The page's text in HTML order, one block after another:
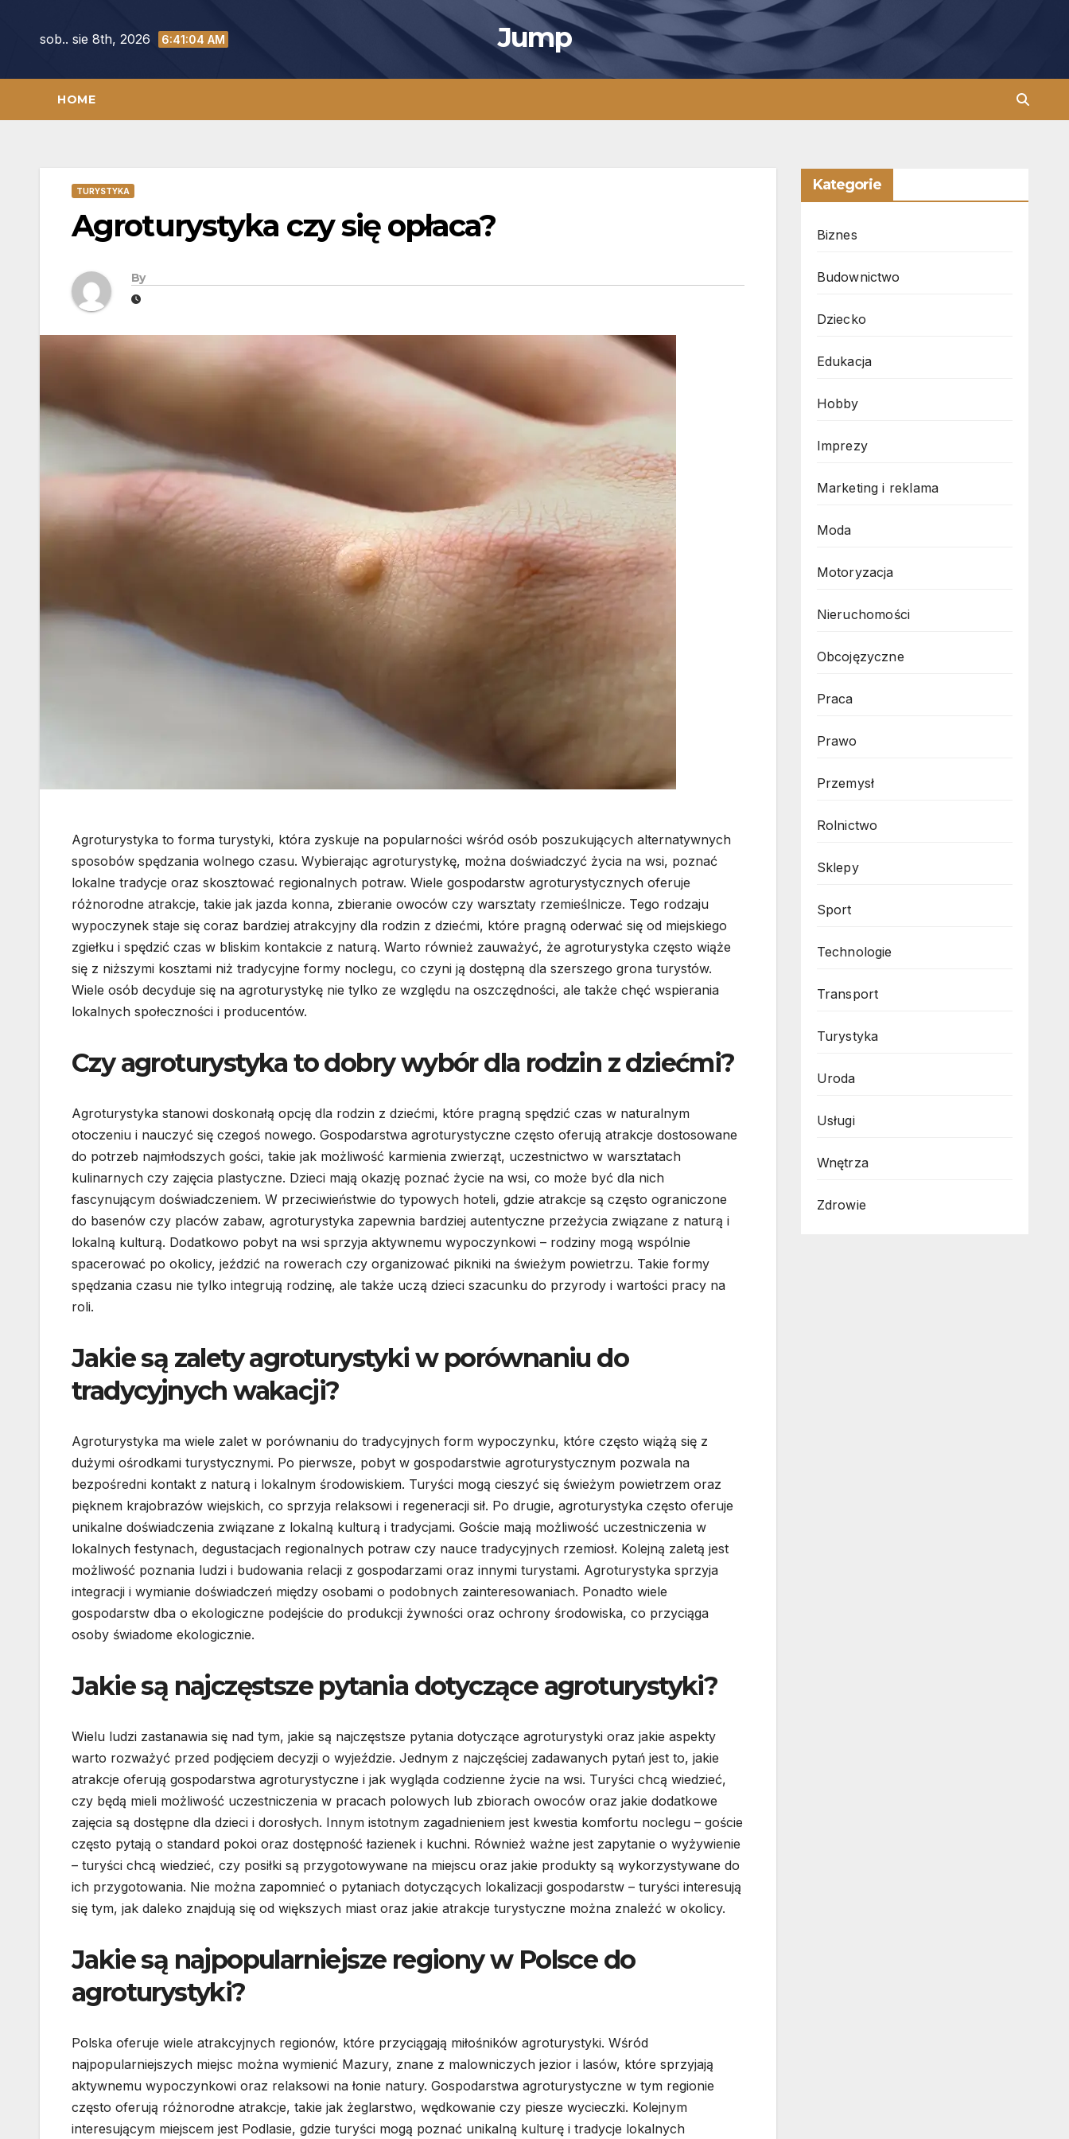
sob.. sie 8th, 2026 6:41:05 AM Jump
HOME
TURYSTYKA
Agroturystyka czy się opłaca?
By
Agroturystyka to forma turystyki, która zyskuje na popularności wśród osób poszukujących alternatywnych
sposobów spędzania wolnego czasu. Wybierając agroturystykę, można doświadczyć życia na wsi, poznać
lokalne tradycje oraz skosztować regionalnych potraw. Wiele gospodarstw agroturystycznych oferuje
różnorodne atrakcje, takie jak jazda konna, zbieranie owoców czy warsztaty rzemieślnicze. Tego rodzaju
wypoczynek staje się coraz bardziej atrakcyjny dla rodzin z dziećmi, które pragną oderwać się od miejskiego
zgiełku i spędzić czas w bliskim kontakcie z naturą. Warto również zauważyć, że agroturystyka często wiąże
się z niższymi kosztami niż tradycyjne formy noclegu, co czyni ją dostępną dla szerszego grona turystów.
Wiele osób decyduje się na agroturystykę nie tylko ze względu na oszczędności, ale także chęć wspierania
lokalnych społeczności i producentów.
Czy agroturystyka to dobry wybór dla rodzin z dziećmi?
Agroturystyka stanowi doskonałą opcję dla rodzin z dziećmi, które pragną spędzić czas w naturalnym
otoczeniu i nauczyć się czegoś nowego. Gospodarstwa agroturystyczne często oferują atrakcje dostosowane
do potrzeb najmłodszych gości, takie jak możliwość karmienia zwierząt, uczestnictwo w warsztatach
kulinarnych czy zajęcia plastyczne. Dzieci mają okazję poznać życie na wsi, co może być dla nich
fascynującym doświadczeniem. W przeciwieństwie do typowych hoteli, gdzie atrakcje są często ograniczone
do basenów czy placów zabaw, agroturystyka zapewnia bardziej autentyczne przeżycia związane z naturą i
lokalną kulturą. Dodatkowo pobyt na wsi sprzyja aktywnemu wypoczynkowi – rodziny mogą wspólnie
spacerować po okolicy, jeździć na rowerach czy organizować pikniki na świeżym powietrzu. Takie formy
spędzania czasu nie tylko integrują rodzinę, ale także uczą dzieci szacunku do przyrody i wartości pracy na
roli.
Jakie są zalety agroturystyki w porównaniu do
tradycyjnych wakacji?
Agroturystyka ma wiele zalet w porównaniu do tradycyjnych form wypoczynku, które często wiążą się z
dużymi ośrodkami turystycznymi. Po pierwsze, pobyt w gospodarstwie agroturystycznym pozwala na
bezpośredni kontakt z naturą i lokalnym środowiskiem. Turyści mogą cieszyć się świeżym powietrzem oraz
pięknem krajobrazów wiejskich, co sprzyja relaksowi i regeneracji sił. Po drugie, agroturystyka często oferuje
unikalne doświadczenia związane z lokalną kulturą i tradycjami. Goście mają możliwość uczestniczenia w
lokalnych festynach, degustacjach regionalnych potraw czy nauce tradycyjnych rzemiosł. Kolejną zaletą jest
możliwość poznania ludzi i budowania relacji z gospodarzami oraz innymi turystami. Agroturystyka sprzyja
integracji i wymianie doświadczeń między osobami o podobnych zainteresowaniach. Ponadto wiele
gospodarstw dba o ekologiczne podejście do produkcji żywności oraz ochrony środowiska, co przyciąga
osoby świadome ekologicznie.
Jakie są najczęstsze pytania dotyczące agroturystyki?
Wielu ludzi zastanawia się nad tym, jakie są najczęstsze pytania dotyczące agroturystyki oraz jakie aspekty
warto rozważyć przed podjęciem decyzji o wyjeździe. Jednym z najczęściej zadawanych pytań jest to, jakie
atrakcje oferują gospodarstwa agroturystyczne i jak wygląda codzienne życie na wsi. Turyści chcą wiedzieć,
czy będą mieli możliwość uczestniczenia w pracach polowych lub zbiorach owoców oraz jakie dodatkowe
zajęcia są dostępne dla dzieci i dorosłych. Innym istotnym zagadnieniem jest kwestia komfortu noclegu – goście
często pytają o standard pokoi oraz dostępność łazienek i kuchni. Również ważne jest zapytanie o wyżywienie
– turyści chcą wiedzieć, czy posiłki są przygotowywane na miejscu oraz jakie produkty są wykorzystywane do
ich przygotowania. Nie można zapomnieć o pytaniach dotyczących lokalizacji gospodarstw – turyści interesują
się tym, jak daleko znajdują się od większych miast oraz jakie atrakcje turystyczne można znaleźć w okolicy.
Jakie są najpopularniejsze regiony w Polsce do
agroturystyki?
Polska oferuje wiele atrakcyjnych regionów, które przyciągają miłośników agroturystyki. Wśród
najpopularniejszych miejsc można wymienić Mazury, znane z malowniczych jezior i lasów, które sprzyjają
aktywnemu wypoczynkowi oraz relaksowi na łonie natury. Gospodarstwa agroturystyczne w tym regionie
często oferują różnorodne atrakcje, takie jak żeglarstwo, wędkowanie czy piesze wycieczki. Kolejnym
interesującym miejscem jest Podlasie, gdzie turyści mogą poznać unikalną kulturę i tradycje lokalnych
Kategorie
Biznes
Budownictwo
Dziecko
Edukacja
Hobby
Imprezy
Marketing i reklama
Moda
Motoryzacja
Nieruchomości
Obcojęzyczne
Praca
Prawo
Przemysł
Rolnictwo
Sklepy
Sport
Technologie
Transport
Turystyka
Uroda
Usługi
Wnętrza
Zdrowie